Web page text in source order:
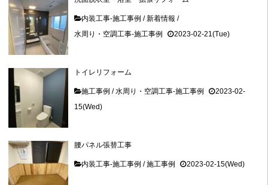
内装工事-施工事例 /新着情報 /
水周り・空調工事-施工事例
2023-02-21(Tue)
トイレリフォーム
施工事例 /水周り・空調工事-施工事例
2023-02-
15(Wed)
腰パネル張替工事
内装工事-施工事例 /施工事例 2023-02-15(Wed)